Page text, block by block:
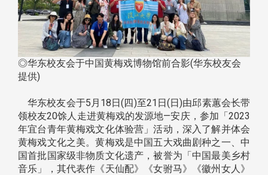
◎华东校友会于中国黄梅戏博物馆前合影(华东校友会
提供)
华东校友会于5月18日(四)至21日(日)由邱素蕙会长带
领校友20馀人走进黄梅戏的发源地—安庆，参加「2023
年宜台青年黄梅戏文化体验营」活动，深入了解并体会
黄梅戏文化之美。黄梅戏是中国五大戏曲剧种之一、中
国首批国家级非物质文化遗产，被誉为「中国最美乡村
音乐」，其代表作《天仙配》《女驸马》《徽州女人》